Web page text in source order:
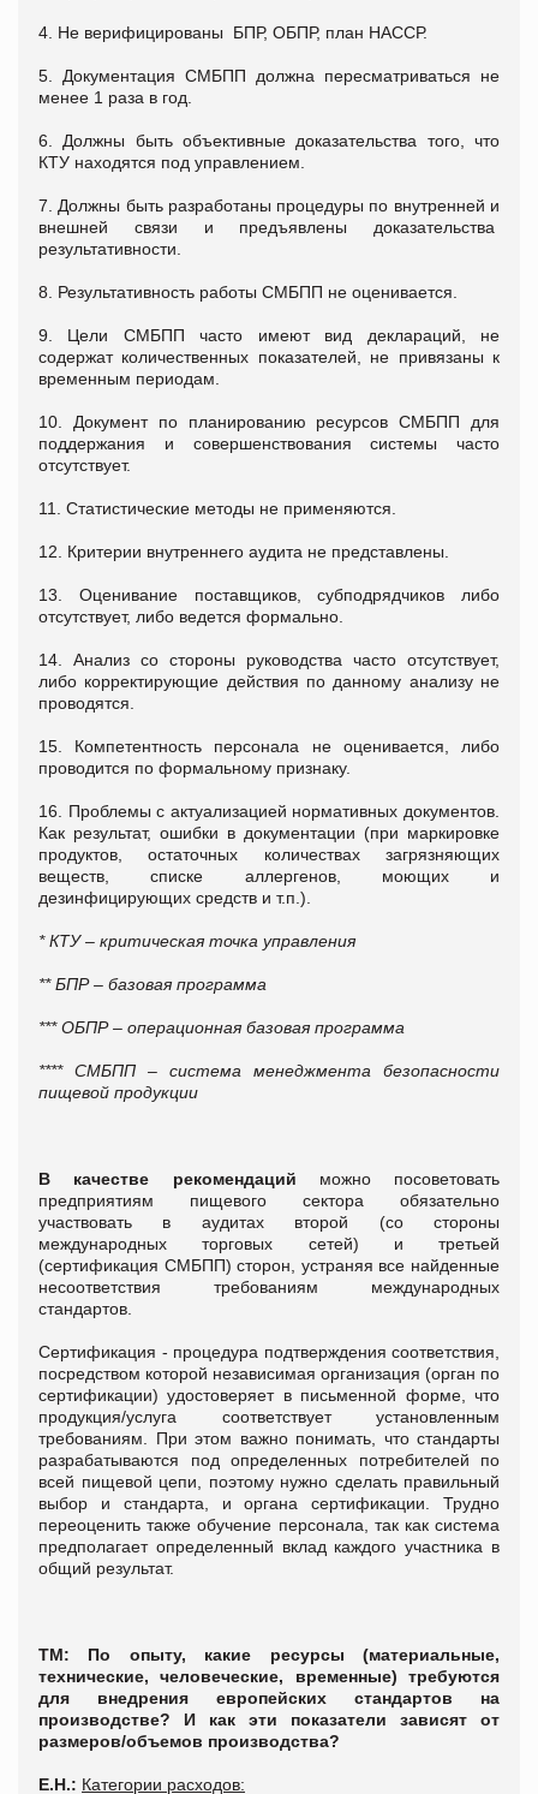
4. Не верифицированы БПР, ОБПР, план НАССР.
5. Документация СМБПП должна пересматриваться не
менее 1 раза в год.
6. Должны быть объективные доказательства того, что
КТУ находятся под управлением.
7. Должны быть разработаны процедуры по внутренней и
внешней связи и предъявлены доказательства
результативности.
8. Результативность работы СМБПП не оценивается.
9. Цели СМБПП часто имеют вид деклараций, не
содержат количественных показателей, не привязаны к
временным периодам.
10. Документ по планированию ресурсов СМБПП для
поддержания и совершенствования системы часто
отсутствует.
11. Статистические методы не применяются.
12. Критерии внутреннего аудита не представлены.
13. Оценивание поставщиков, субподрядчиков либо
отсутствует, либо ведется формально.
14. Анализ со стороны руководства часто отсутствует,
либо корректирующие действия по данному анализу не
проводятся.
15. Компетентность персонала не оценивается, либо
проводится по формальному признаку.
16. Проблемы с актуализацией нормативных документов.
Как результат, ошибки в документации (при маркировке
продуктов, остаточных количествах загрязняющих
веществ, списке аллергенов, моющих и
дезинфицирующих средств и т.п.).
* КТУ – критическая точка управления
** БПР – базовая программа
*** ОБПР – операционная базовая программа
**** СМБПП – система менеджмента безопасности
пищевой продукции
В качестве рекомендаций можно посоветовать
предприятиям пищевого сектора обязательно
участвовать в аудитах второй (со стороны
международных торговых сетей) и третьей
(сертификация СМБПП) сторон, устраняя все найденные
несоответствия требованиям международных
стандартов.
Сертификация - процедура подтверждения соответствия,
посредством которой независимая организация (орган по
сертификации) удостоверяет в письменной форме, что
продукция/услуга соответствует установленным
требованиям. При этом важно понимать, что стандарты
разрабатываются под определенных потребителей по
всей пищевой цепи, поэтому нужно сделать правильный
выбор и стандарта, и органа сертификации. Трудно
переоценить также обучение персонала, так как система
предполагает определенный вклад каждого участника в
общий результат.
ТМ: По опыту, какие ресурсы (материальные,
технические, человеческие, временные) требуются
для внедрения европейских стандартов на
производстве? И как эти показатели зависят от
размеров/объемов производства?
Е.Н.: Категории расходов: